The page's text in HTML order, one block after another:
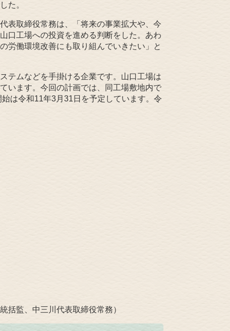
た。
表取締役常務は、「将来の事業拡大や、今
口工場への投資を進める判断をした。あわ
労働環境改善にも取り組んでいきたい」と
テムなどを手掛ける企業です。山口工場は
います。今回の計画では、同工場敷地内で
は令和11年3月31日を予定しています。令
括監、中三川代表取締役常務）